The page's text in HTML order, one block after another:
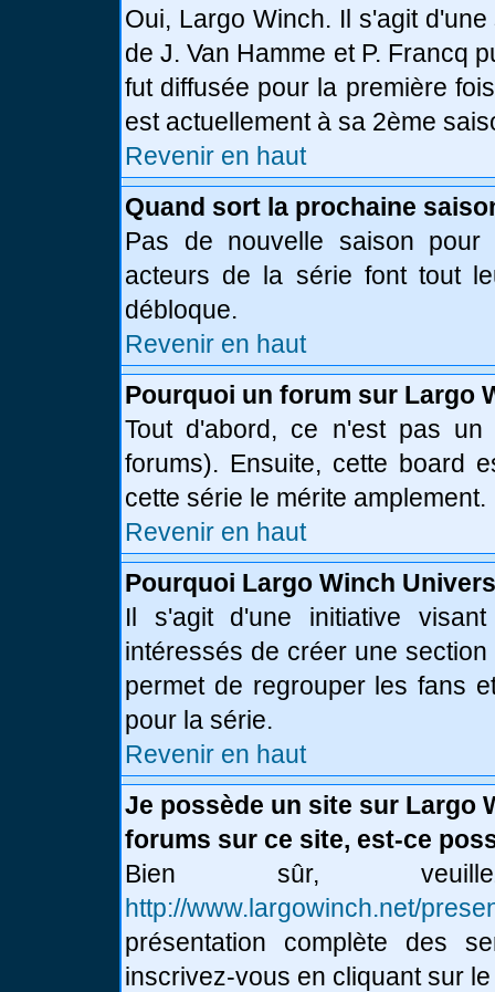
Oui, Largo Winch. Il s'agit
de J. Van Hamme et P. Francq
fut diffusée pour la première
est actuellement à sa 2ème
Revenir en haut
Quand sort la prochaine
Pas de nouvelle saison pour
acteurs de la série font tout
débloque.
Revenir en haut
Pourquoi un forum sur Largo
Tout d'abord, ce n'est pas un
forums). Ensuite, cette board
cette série le mérite amplement.
Revenir en haut
Pourquoi Largo Winch
Il s'agit d'une initiative
intéressés de créer une
permet de regrouper les fans
pour la série.
Revenir en haut
Je possède un site sur Largo
forums sur ce site, est-ce
Bien sûr,
http://www.largowinch.net/
présentation complète des
inscrivez-vous en cliquant sur